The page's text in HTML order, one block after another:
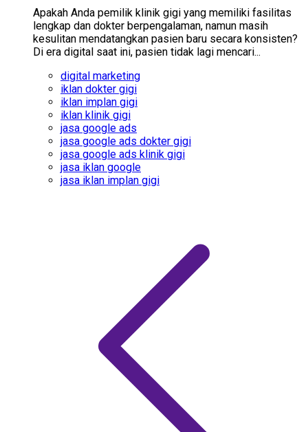
Apakah Anda pemilik klinik gigi yang memiliki fasilitas
lengkap dan dokter berpengalaman, namun masih
kesulitan mendatangkan pasien baru secara konsisten?
Di era digital saat ini, pasien tidak lagi mencari...
digital marketing
iklan dokter gigi
iklan implan gigi
iklan klinik gigi
jasa google ads
jasa google ads dokter gigi
jasa google ads klinik gigi
jasa iklan google
jasa iklan implan gigi